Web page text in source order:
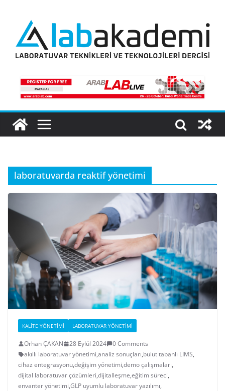
content
laboratuvarda reaktif yönetimi
KALITE YÖNETIMI LABORATUVAR YÖNETIMI
Orhan ÇAKAN 28 Eylül 2024
0 Comments
akıllı laboratuvar yönetimi,analiz sonuçları,bulut tabanlı LIMS,
cihaz entegrasyonu,değişim yönetimi,demo çalışmaları,
dijital laboratuvar çözümleri,dijitalleşme,eğitim süreci,
envanter yönetimi,GLP uyumlu laboratuvar yazılımı,